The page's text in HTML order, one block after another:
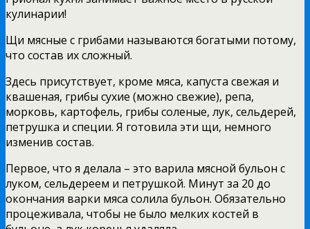
кулинарии!
Щи мясные с грибами называются богатыми потому,
что состав их сложный.
Здесь присутствует, кроме мяса, капуста свежая и
квашеная, грибы сухие (можно свежие), репа,
морковь, картофель, грибы соленые, лук, сельдерей,
петрушка и специи. Я готовила эти щи, немного
изменив состав.
Первое, что я делала – это варила мясной бульон с
луком, сельдереем и петрушкой. Минут за 20 до
окончания варки мяса солила бульон. Обязательно
процеживала, чтобы не было мелких костей в